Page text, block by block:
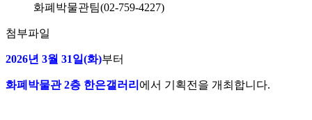
화폐박물관팀(02-759-4227)
첨부파일
2026년 3월 31일(화)부터
화폐박물관 2층 한은갤러리 에서 기획전을 개최합니다.